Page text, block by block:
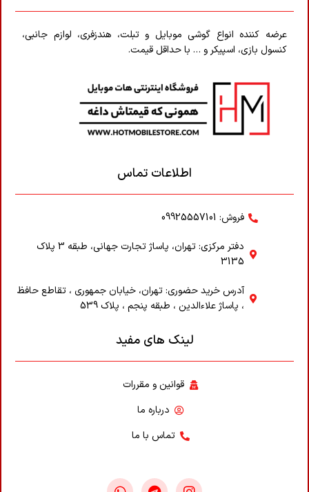
عرضه کننده انواع گوشی موبایل و تبلت، هندزفری، لوازم جانبی،
کنسول بازی، اسپیکر و … با حداقل قیمت.
اطلاعات تماس
فروش: 09925557101
دفتر مرکزی: تهران، پاساژ تجارت جهانی، طبقه 3 پلاک
3135
آدرس خرید حضوری: تهران، خیابان جمهوری ، تقاطع حافظ
، پاساژ علاء‌الدین ، طبقه پنجم ، پلاک 539
لینک های مفید
قوانین و مقررات
درباره ما
تماس با ما